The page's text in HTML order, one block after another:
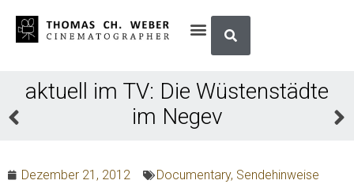
aktuell im TV: Die Wüstenstädte
im Negev
Dezember 21, 2012 Documentary, Sendehinweise